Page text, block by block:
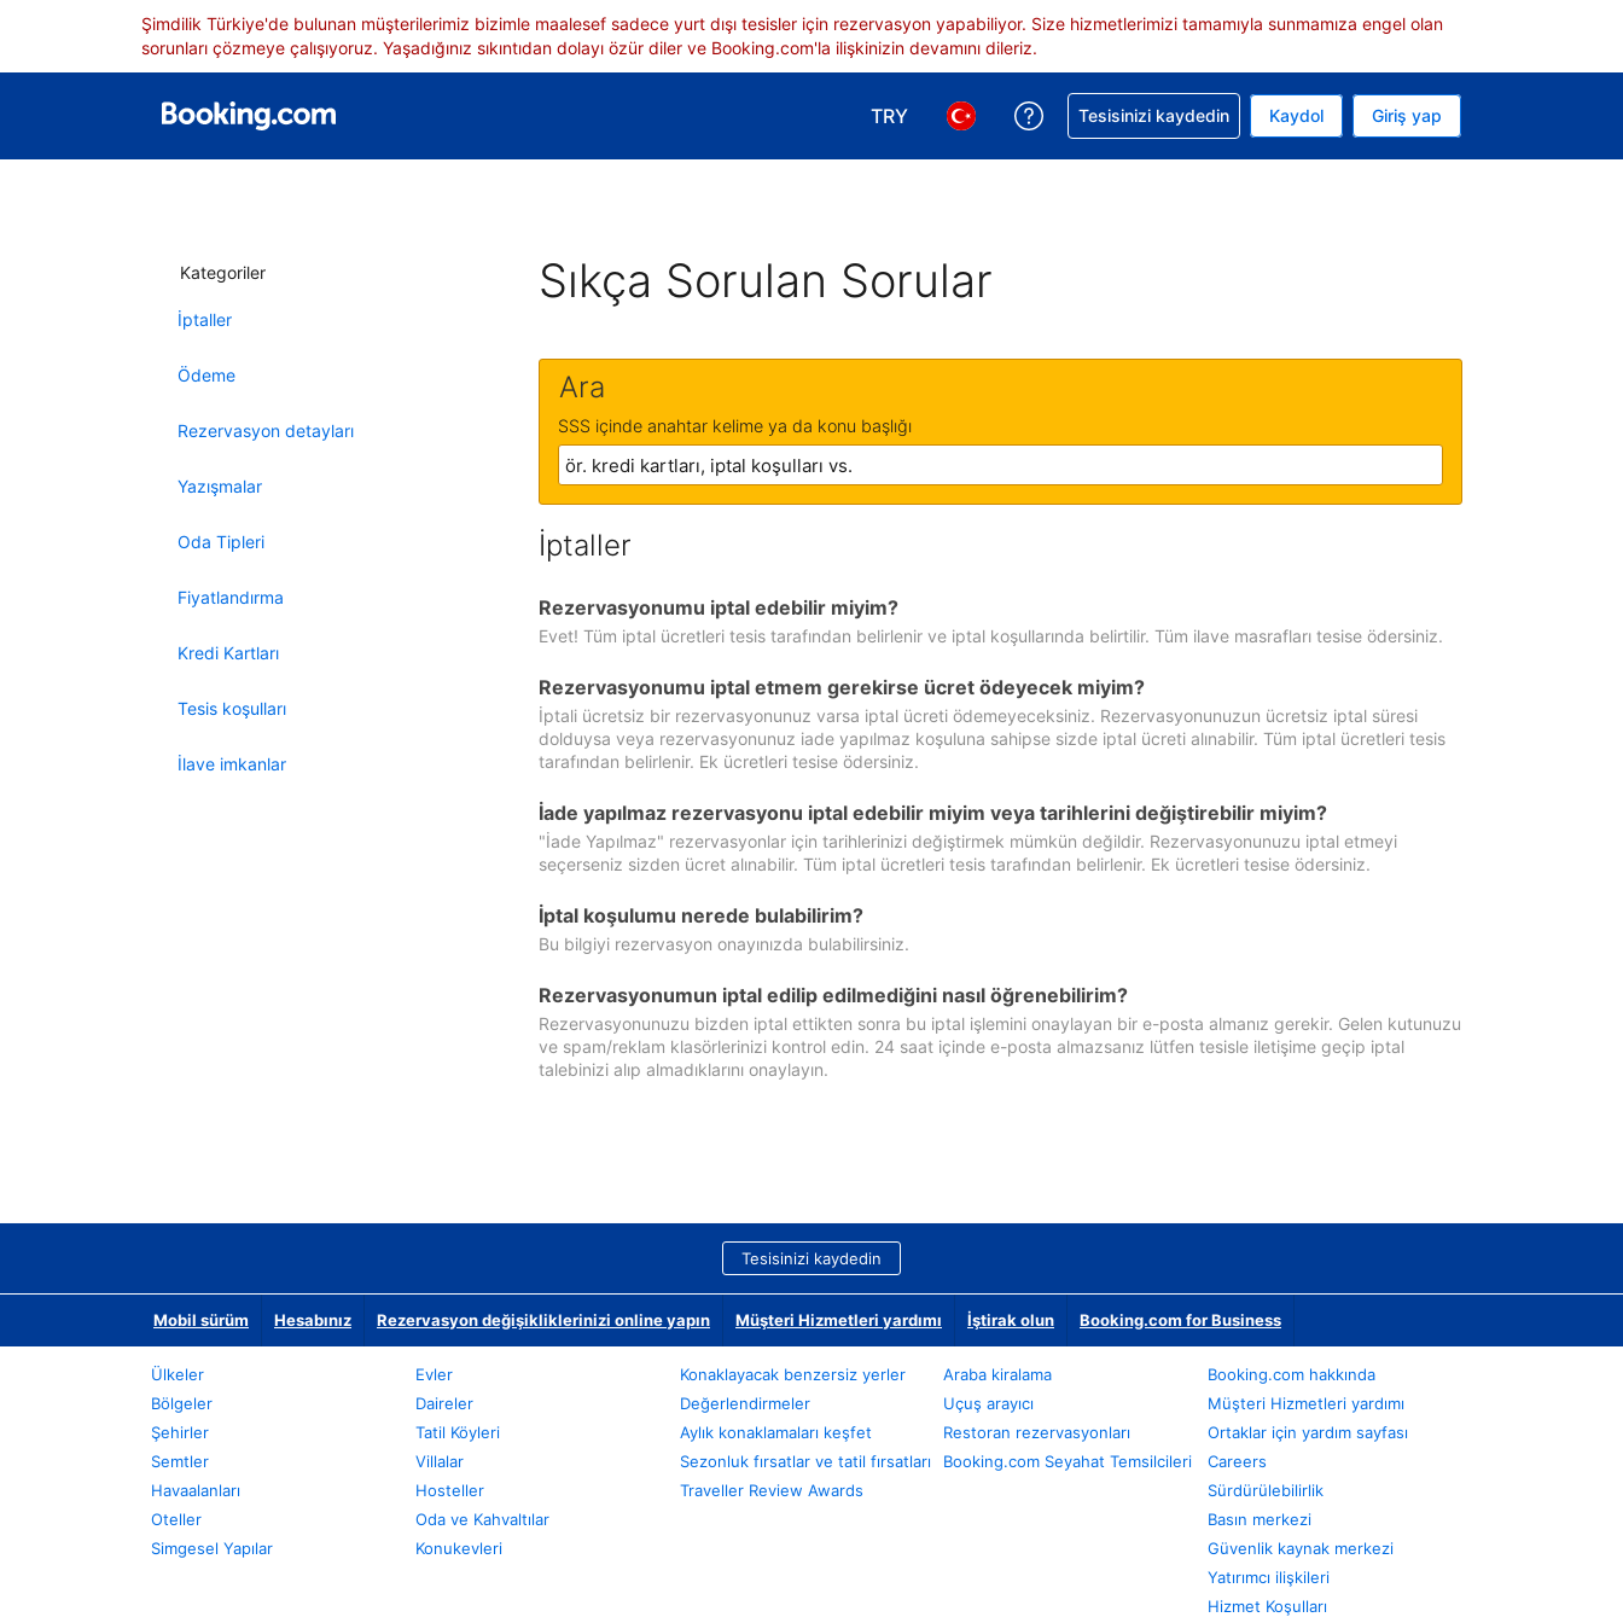
Şimdilik Türkiye'de bulunan müşterilerimiz bizimle maalesef sadece yurt dışı tesisler için rezervasyon yapabiliyor. Size hizmetlerimizi tamamıyla sunmamıza engel olan
sorunları çözmeye çalışıyoruz. Yaşadığınız sıkıntıdan dolayı özür diler ve Booking.com'la ilişkinizin devamını dileriz.
TRY
Para birimi seçimi yap. Mevcut para biriminiz Türk lirası
Dil seçimi yap. Mevcut diliniz Türkçe
Rezervasyonunuzla ilgili yardım alın
Tesisinizi kaydedin Kaydol Giriş yap
Kategoriler
İptaller
Ödeme
Rezervasyon detayları
Yazışmalar
Oda Tipleri
Fiyatlandırma
Kredi Kartları
Tesis koşulları
İlave imkanlar
Sıkça Sorulan Sorular
Ara
SSS içinde anahtar kelime ya da konu başlığı
İptaller
Rezervasyonumu iptal edebilir miyim?
Evet! Tüm iptal ücretleri tesis tarafından belirlenir ve iptal koşullarında belirtilir. Tüm ilave masrafları tesise ödersiniz.
Rezervasyonumu iptal etmem gerekirse ücret ödeyecek miyim?
İptali ücretsiz bir rezervasyonunuz varsa iptal ücreti ödemeyeceksiniz. Rezervasyonunuzun ücretsiz iptal süresi
dolduysa veya rezervasyonunuz iade yapılmaz koşuluna sahipse sizde iptal ücreti alınabilir. Tüm iptal ücretleri tesis
tarafından belirlenir. Ek ücretleri tesise ödersiniz.
İade yapılmaz rezervasyonu iptal edebilir miyim veya tarihlerini değiştirebilir miyim?
"İade Yapılmaz" rezervasyonlar için tarihlerinizi değiştirmek mümkün değildir. Rezervasyonunuzu iptal etmeyi
seçerseniz sizden ücret alınabilir. Tüm iptal ücretleri tesis tarafından belirlenir. Ek ücretleri tesise ödersiniz.
İptal koşulumu nerede bulabilirim?
Bu bilgiyi rezervasyon onayınızda bulabilirsiniz.
Rezervasyonumun iptal edilip edilmediğini nasıl öğrenebilirim?
Rezervasyonunuzu bizden iptal ettikten sonra bu iptal işlemini onaylayan bir e-posta almanız gerekir. Gelen kutunuzu
ve spam/reklam klasörlerinizi kontrol edin. 24 saat içinde e-posta almazsanız lütfen tesisle iletişime geçip iptal
talebinizi alıp almadıklarını onaylayın.
Tesisinizi kaydedin
Mobil sürüm Hesabınız Rezervasyon değişikliklerinizi online yapın Müşteri Hizmetleri yardımı İştirak olun Booking.com for Business
Ülkeler
Bölgeler
Şehirler
Semtler
Havaalanları
Oteller
Simgesel Yapılar
Evler
Daireler
Tatil Köyleri
Villalar
Hosteller
Oda ve Kahvaltılar
Konukevleri
Konaklayacak benzersiz yerler
Değerlendirmeler
Aylık konaklamaları keşfet
Sezonluk fırsatlar ve tatil fırsatları
Traveller Review Awards
Araba kiralama
Uçuş arayıcı
Restoran rezervasyonları
Booking.com Seyahat Temsilcileri
Booking.com hakkında
Müşteri Hizmetleri yardımı
Ortaklar için yardım sayfası
Careers
Sürdürülebilirlik
Basın merkezi
Güvenlik kaynak merkezi
Yatırımcı ilişkileri
Hizmet Koşulları